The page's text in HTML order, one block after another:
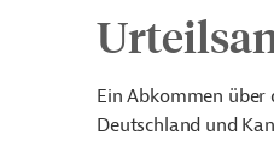
Ein Abkommen über
Deutschland und